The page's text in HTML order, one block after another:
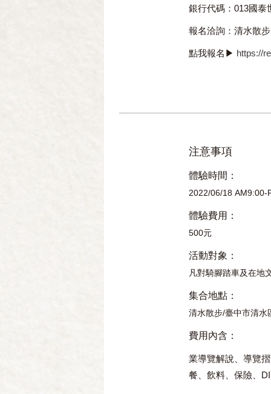
銀行代碼：013國泰
報名洽詢：清水散
點我報名▶ https://
注意事項
體驗時間：
2022/06/18 AM9:00-
體驗費用：
500元
活動對象：
凡對騎腳踏車及在地
集合地點：
清水散步/臺中市清
費用內含：
業導覽解說、導覽
餐、飲料、保險、